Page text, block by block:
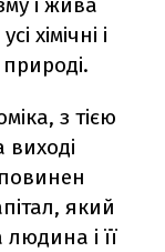
хімічні і
з тією
який
і її